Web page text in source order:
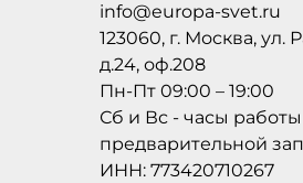
info@europa-svet.ru
123060, г. Москва, ул.
д.24, оф.208
Пн-Пт 09:00 – 19:00
Сб и Вс - часы
предварительной
ИНН: 773420710267